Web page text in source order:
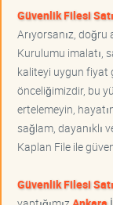
Güvenlik Filesi
Arıyorsanız, doğru
Kurulumu imalatı,
kaliteyi uygun fiyat
önceliğimizdir, bu
ertelemeyin,
sağlam, dayanıklı
Kaplan File ile
Güvenlik Filesi